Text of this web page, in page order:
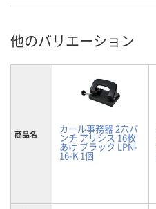
他のバリエーション
商品名 カール事務器 2穴パ
ンチ アリシス 16枚
あけ ブラック LPN-
16-K 1個